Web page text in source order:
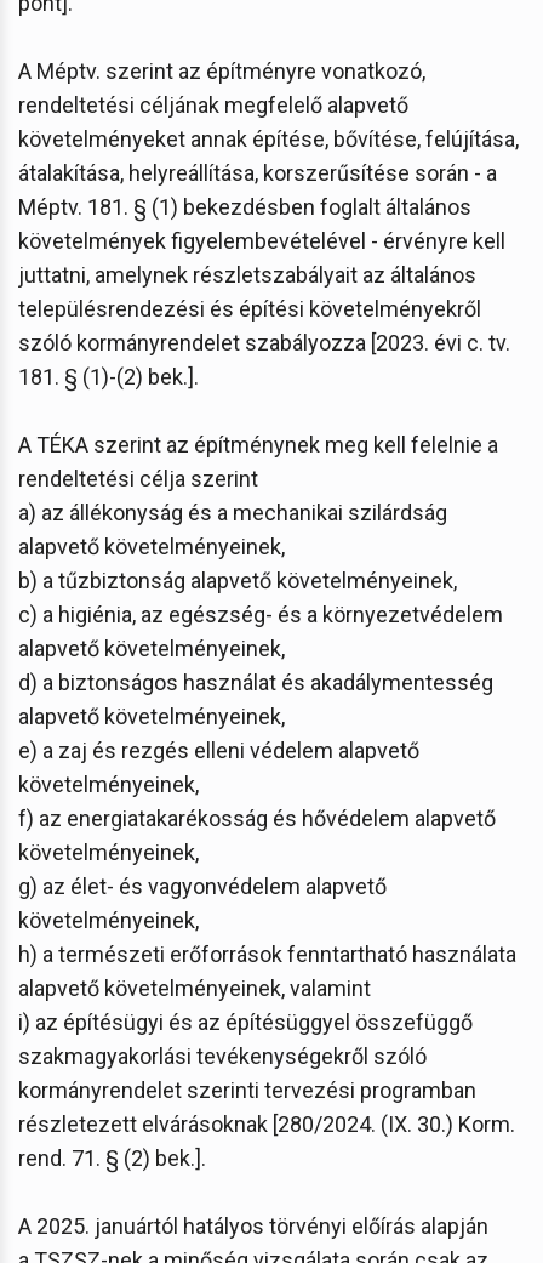
A Méptv. szerint az építményre vonatkozó,
rendeltetési céljának megfelelő alapvető
követelményeket annak építése, bővítése, felújítása,
átalakítása, helyreállítása, korszerűsítése során - a
Méptv. 181. § (1) bekezdésben foglalt általános
követelmények figyelembevételével - érvényre kell
juttatni, amelynek részletszabályait az általános
településrendezési és építési követelményekről
szóló kormányrendelet szabályozza [2023. évi c. tv.
181. § (1)-(2) bek.].
A TÉKA szerint az építménynek meg kell felelnie a
rendeltetési célja szerint
a) az állékonyság és a mechanikai szilárdság
alapvető követelményeinek,
b) a tűzbiztonság alapvető követelményeinek,
c) a higiénia, az egészség- és a környezetvédelem
alapvető követelményeinek,
d) a biztonságos használat és akadálymentesség
alapvető követelményeinek,
e) a zaj és rezgés elleni védelem alapvető
követelményeinek,
f) az energiatakarékosság és hővédelem alapvető
követelményeinek,
g) az élet- és vagyonvédelem alapvető
követelményeinek,
h) a természeti erőforrások fenntartható használata
alapvető követelményeinek, valamint
i) az építésügyi és az építésüggyel összefüggő
szakmagyakorlási tevékenységekről szóló
kormányrendelet szerinti tervezési programban
részletezett elvárásoknak [280/2024. (IX. 30.) Korm.
rend. 71. § (2) bek.].
A 2025. januártól hatályos törvényi előírás alapján